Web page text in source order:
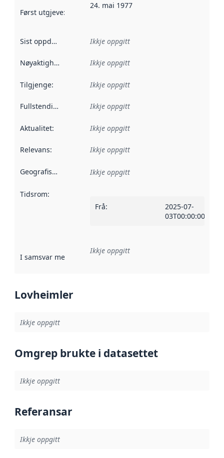
Først utgjeve:
24. mai 1977
Sist oppdatert Ikkje oppgitt
Nøyaktigheit Ikkje oppgitt
Tilgjenge: Ikkje oppgitt
Fullstendigheit Ikkje oppgitt
Aktualitet: Ikkje oppgitt
Relevans: Ikkje oppgitt
Geografisk område Ikkje oppgitt
Tidsrom:
Frå:
2025-07-
03T00:00:00Z
I samsvar med Referanse til ei implementeringsregel eller
Ikkje oppgitt
Lovheimler
Ikkje oppgitt
Omgrep brukte i datasettet
Ikkje oppgitt
Referansar
Ikkje oppgitt